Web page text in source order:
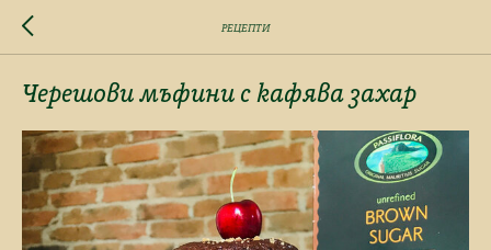
РЕЦЕПТИ
Черешови мъфини с кафява захар